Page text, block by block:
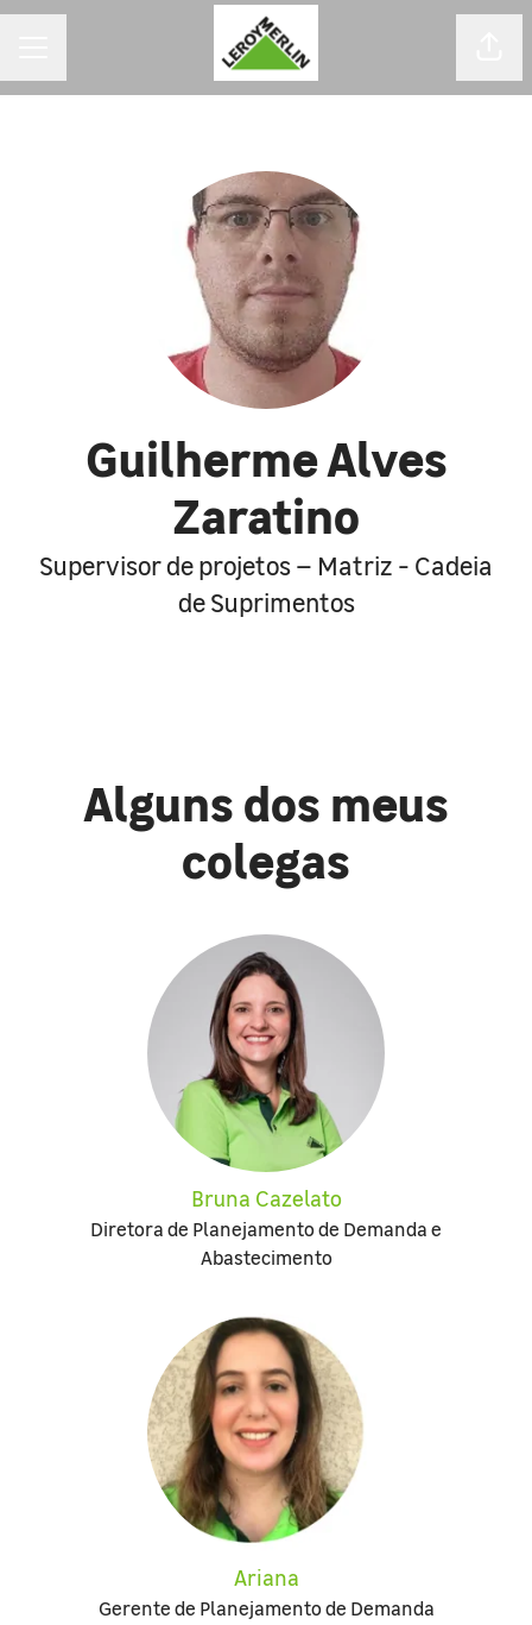
Guilherme Alves
Zaratino
Supervisor de projetos – Matriz - Cadeia
de Suprimentos
Alguns dos meus
colegas
Bruna Cazelato
Diretora de Planejamento de Demanda e
Abastecimento
Ariana
Gerente de Planejamento de Demanda